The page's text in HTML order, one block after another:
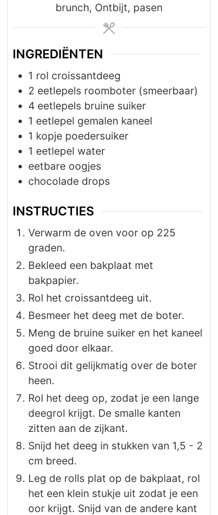
brunch, Ontbijt, pasen
INGREDIËNTEN
1 rol croissantdeeg
2 eetlepels roomboter (smeerbaar)
4 eetlepels bruine suiker
1 eetlepel gemalen kaneel
1 kopje poedersuiker
1 eetlepel water
eetbare oogjes
chocolade drops
INSTRUCTIES
Verwarm de oven voor op 225
graden.
Bekleed een bakplaat met
bakpapier.
Rol het croissantdeeg uit.
Besmeer het deeg met de boter.
Meng de bruine suiker en het kaneel
goed door elkaar.
Strooi dit gelijkmatig over de boter
heen.
Rol het deeg op, zodat je een lange
deegrol krijgt. De smalle kanten
zitten aan de zijkant.
Snijd het deeg in stukken van 1,5 - 2
cm breed.
Leg de rolls plat op de bakplaat, rol
het een klein stukje uit zodat je een
oor krijgt. Snijd van de andere kant